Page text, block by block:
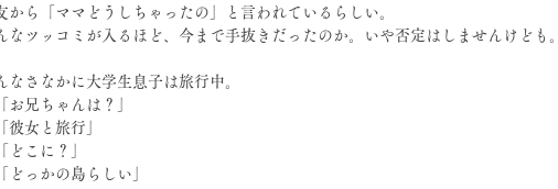
から「ママどうしちゃったの」と言われているらしい。
なツッコミが入るほど、今まで手抜きだったのか。いや否定はしませんけども。
なさなかに大学生息子は旅行中。
お兄ちゃんは？」
彼女と旅行」
どこに？」
どっかの島らしい」